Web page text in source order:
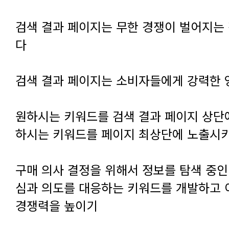
다
검색 결과 페이지는 소비자들에게 강력한
하시는 키워드를 페이지 최상단에 노출시
경쟁력을 높이기